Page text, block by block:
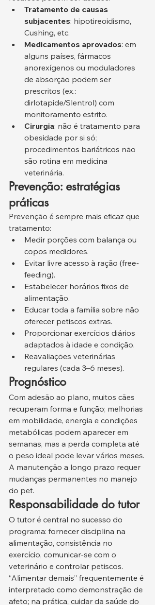
Tratamento de causas
subjacentes: hipotireoidismo,
Cushing, etc.
Medicamentos aprovados: em
alguns países, fármacos
anorexígenos ou moduladores
de absorção podem ser
prescritos (ex.:
dirlotapide/Slentrol) com
monitoramento estrito.
Cirurgia: não é tratamento para
obesidade por si só;
procedimentos bariátricos não
são rotina em medicina
veterinária.
Prevenção: estratégias
práticas
Prevenção é sempre mais eficaz que
tratamento:
Medir porções com balança ou
copos medidores.
Evitar livre acesso à ração (free-
feeding).
Estabelecer horários fixos de
alimentação.
Educar toda a família sobre não
oferecer petiscos extras.
Proporcionar exercícios diários
adaptados à idade e condição.
Reavaliações veterinárias
regulares (cada 3–6 meses).
Prognóstico
Com adesão ao plano, muitos cães
recuperam forma e função; melhorias
em mobilidade, energia e condições
metabólicas podem aparecer em
semanas, mas a perda completa até
o peso ideal pode levar vários meses.
A manutenção a longo prazo requer
mudanças permanentes no manejo
do pet.
Responsabilidade do tutor
O tutor é central no sucesso do
programa: fornecer disciplina na
alimentação, consistência no
exercício, comunicar-se com o
veterinário e controlar petiscos.
“Alimentar demais” frequentemente é
interpretado como demonstração de
afeto; na prática, cuidar da saúde do